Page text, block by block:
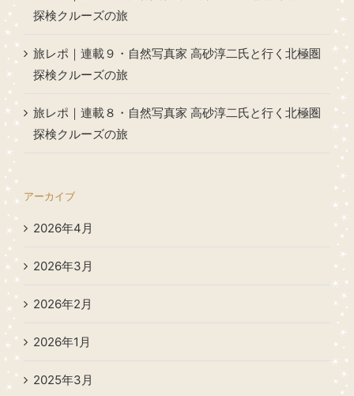
探検クルーズの旅
旅レポ｜連載９・自然写真家 高砂淳二氏と行く北極圏
探検クルーズの旅
旅レポ｜連載８・自然写真家 高砂淳二氏と行く北極圏
探検クルーズの旅
アーカイブ
2026年4月
2026年3月
2026年2月
2026年1月
2025年3月